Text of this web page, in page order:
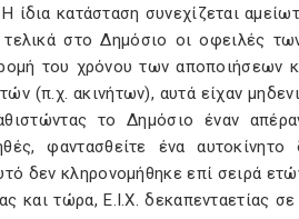
ίδια κατάσταση συνεχίζεται
στο Δημόσιο οι οφειλές
του χρόνου των αποποιήσεων
(π.χ. ακινήτων), αυτά είχαν
το Δημόσιο έναν
φαντασθείτε ένα
δεν κληρονομήθηκε επί σειρά
και τώρα, Ε.Ι.Χ. δεκαπενταετίας